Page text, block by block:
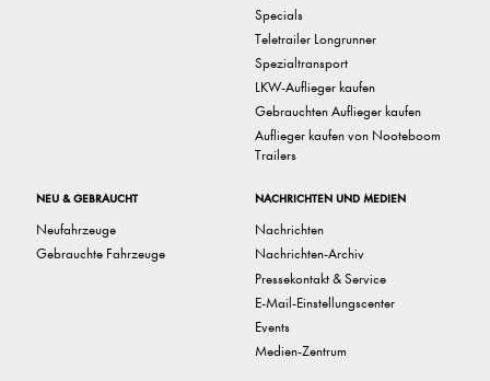
Specials
Teletrailer Longrunner
Spezialtransport
LKW-Auflieger kaufen
Gebrauchten Auflieger kaufen
Auflieger kaufen von Nooteboom
Trailers
NEU & GEBRAUCHT
Neufahrzeuge
Gebrauchte Fahrzeuge
NACHRICHTEN UND MEDIEN
Nachrichten
Nachrichten-Archiv
Pressekontakt & Service
E-Mail-Einstellungscenter
Events
Medien-Zentrum